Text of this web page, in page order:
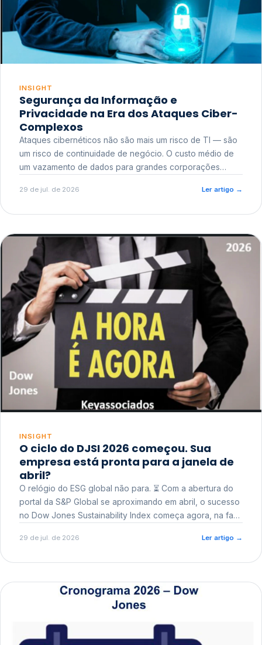
INSIGHT
Segurança da Informação e
Privacidade na Era dos Ataques Ciber-
Complexos
Ataques cibernéticos não são mais um risco de TI — são
um risco de continuidade de negócio. O custo médio de
um vazamento de dados para grandes corporações
reputacional e o risco regulatório junto a órgãos como a
29 de jul. de 2026 Ler artigo →
INSIGHT
O ciclo do DJSI 2026 começou. Sua
empresa está pronta para a janela de
abril?
O relógio do ESG global não para. ⏳ Com a abertura do
portal da S&P Global se aproximando em abril, o sucesso
no Dow Jones Sustainability Index começa agora, na fase
29 de jul. de 2026 Ler artigo →